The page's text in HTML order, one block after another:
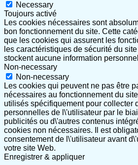
Necessary
Toujours activé
Les cookies nécessaires sont
bon fonctionnement du site. Cette
que les cookies qui assurent les
les caractéristiques de sécurité du
stockent aucune information
Non-necessary
Non-necessary
Les cookies qui peuvent ne pas être
nécessaires au fonctionnement du
utilisés spécifiquement pour collecter
personnelles de l\'utilisateur par le
publicités ou d\'autres contenus
cookies non nécessaires. Il est
consentement de l\'utilisateur avant
votre site Web.
Enregistrer & appliquer